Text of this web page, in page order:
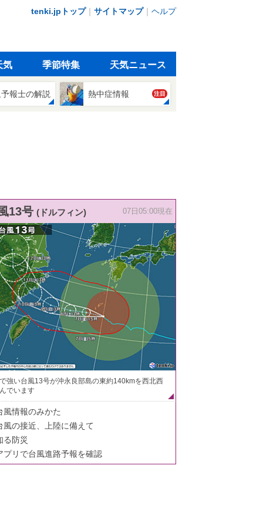
tenki.jpトップ｜ サイトマップ｜ ヘルプ
気 季節特集 天気ニュース
報士の解説 熱中症情報 注目
13号 (ドルフィン) 07日05:00現在
強い台風13号が沖永良部島の東約140kmを西北西
でいます
風情報のみかた
風の接近、上陸に備えて
る防災
プリで台風進路予報を確認